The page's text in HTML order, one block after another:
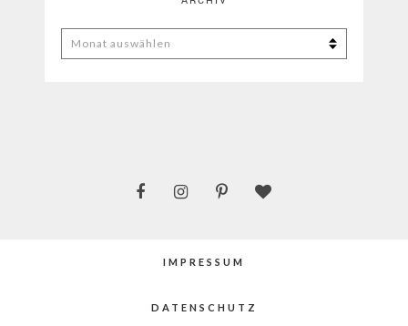
ARCHIV
IMPRESSUM
DATENSCHUTZ